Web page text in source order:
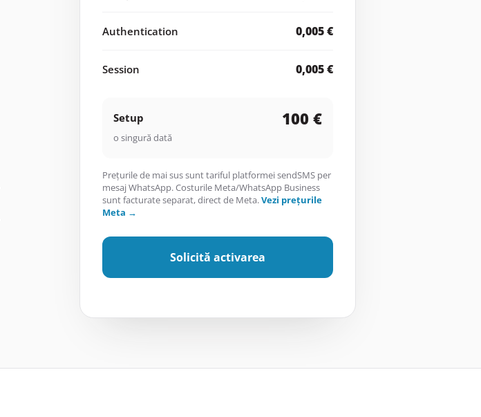
Authentication 0,005 €
Session 0,005 €
Setup
o singură dată
100 €
Prețurile de mai sus sunt tariful platformei sendSMS per
mesaj WhatsApp. Costurile Meta/WhatsApp Business
sunt facturate separat, direct de Meta.Vezi prețurile
Meta →
Solicită activarea